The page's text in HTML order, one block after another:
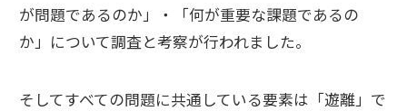
が問題であるのか」・「何が重要な課題であるの
か」について調査と考察が行われました。
そしてすべての問題に共通している要素は「遊離」で